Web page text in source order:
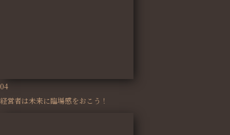
04
経営者は未来に臨場感をおこう！